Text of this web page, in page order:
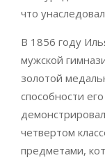
что
В 1856 году
мужской
золотой
способности
четвертом
предметами,